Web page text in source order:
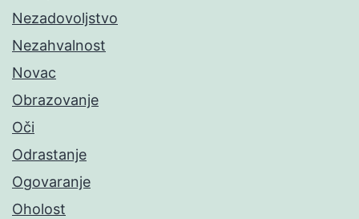
Nezadovoljstvo
Nezahvalnost
Novac
Obrazovanje
Oči
Odrastanje
Ogovaranje
Oholost